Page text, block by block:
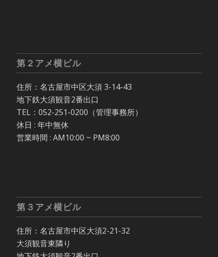
第２アメ横ビル
住所：名古屋市中区大須 3-14-43
地下鉄大須観音2番出口
TEL：052-251-0200（管理事務所）
休日 : 年中無休
営業時間 : AM10:00 ~ PM8:00
第３アメ横ビル
住所：名古屋市中区大須2-21-32
大須観音東隣り